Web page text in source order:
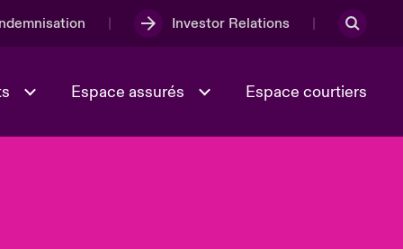
Investor Relations
Espace assurés Espace courtiers